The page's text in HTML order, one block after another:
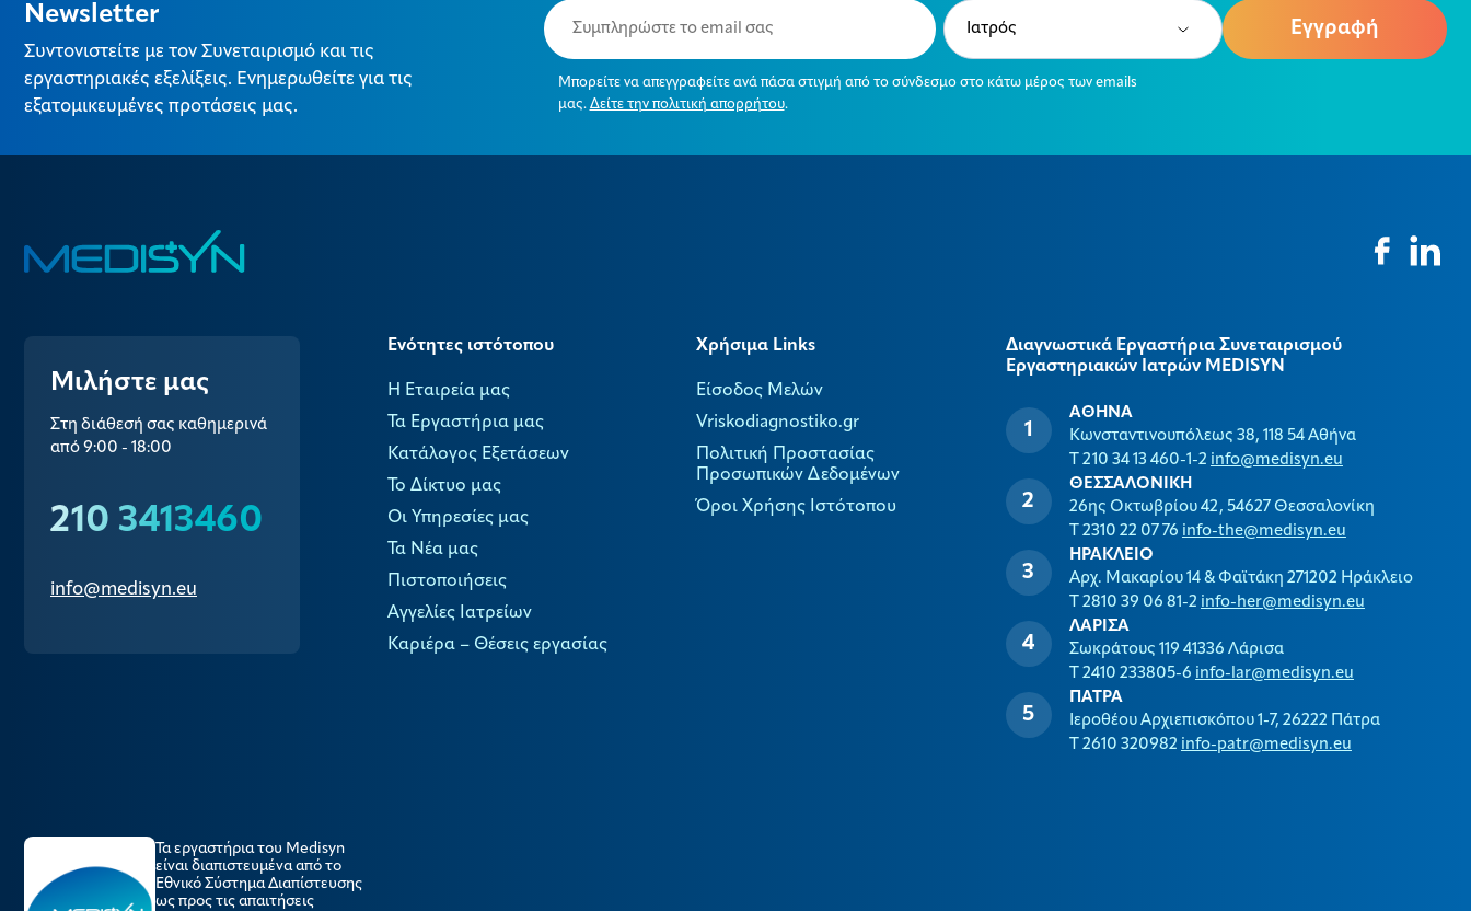
Newsletter
Συντονιστείτε με τον Συνεταιρισμό και τις
εργαστηριακές εξελίξεις. Ενημερωθείτε για τις
εξατομικευμένες προτάσεις μας.
Email
(Required)
Type
(Required)
Μπορείτε να απεγγραφείτε ανά πάσα στιγμή από το σύνδεσμο στο κάτω μέρος των emails
μας. Δείτε την πολιτική απορρήτου.
Μιλήστε μας
Στη διάθεσή σας καθημερινά
από 9:00 - 18:00
210 3413460
info@medisyn.eu
Ενότητες ιστότοπου
Η Εταιρεία μας
Τα Εργαστήρια μας
Κατάλογος Εξετάσεων
Το Δίκτυο μας
Οι Υπηρεσίες μας
Τα Νέα μας
Πιστοποιήσεις
Αγγελίες Ιατρείων
Καριέρα – Θέσεις εργασίας
Χρήσιμα Links
Είσοδος Μελών
Vriskodiagnostiko.gr
Πολιτική Προστασίας
Προσωπικών Δεδομένων
Όροι Χρήσης Ιστότοπου
Διαγνωστικά Εργαστήρια Συνεταιρισμού
Εργαστηριακών Ιατρών MEDISYΝ
ΑΘΗΝΑ
Κωνσταντινουπόλεως 38, 118 54 Αθήνα
T 210 34 13 460-1-2 info@medisyn.eu
ΘΕΣΣΑΛΟΝΙΚΗ
26ης Οκτωβρίου 42, 54627 Θεσσαλονίκη
T 2310 22 07 76 info-the@medisyn.eu
ΗΡΑΚΛΕΙΟ
Αρχ. Μακαρίου 14 & Φαϊτάκη 271202 Ηράκλειο
T 2810 39 06 81-2 info-her@medisyn.eu
ΛΑΡΙΣΑ
Σωκράτους 119 41336 Λάρισα
T 2410 233805-6 info-lar@medisyn.eu
ΠΑΤΡΑ
Ιεροθέου Αρχιεπισκόπου 1-7, 26222 Πάτρα
T 2610 320982 info-patr@medisyn.eu
Τα εργαστήρια του Medisyn
είναι διαπιστευμένα από το
Εθνικό Σύστημα Διαπίστευσης
ως προς τις απαιτήσεις